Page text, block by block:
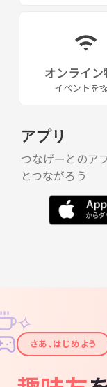
オンライ
イベントを
アプリ
つなげーとのア
とつながろう
✦
✧
さあ、はじめよう